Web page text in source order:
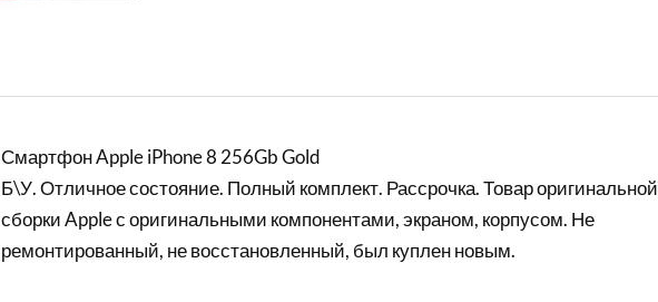
Смартфон Apple iPhone 8 256Gb Gold
Б\У. Отличное состояние. Полный комплект. Рассрочка. Товар оригинальной
сборки Apple с оригинальными компонентами, экраном, корпусом. Не
ремонтированный, не восстановленный, был куплен новым.